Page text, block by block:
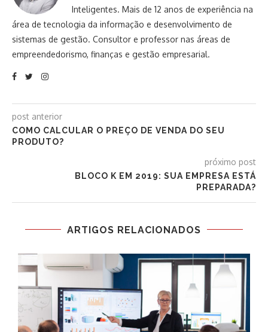
Inteligentes. Mais de 12 anos de experiência na
área de tecnologia da informação e desenvolvimento de
sistemas de gestão. Consultor e professor nas áreas de
empreendedorismo, finanças e gestão empresarial.
post anterior
COMO CALCULAR O PREÇO DE VENDA DO SEU
PRODUTO?
próximo post
BLOCO K EM 2019: SUA EMPRESA ESTÁ
PREPARADA?
ARTIGOS RELACIONADOS